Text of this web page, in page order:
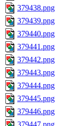
379438.png
379439.png
379440.png
379441.png
379442.png
379443.png
379444.png
379445.png
379446.png